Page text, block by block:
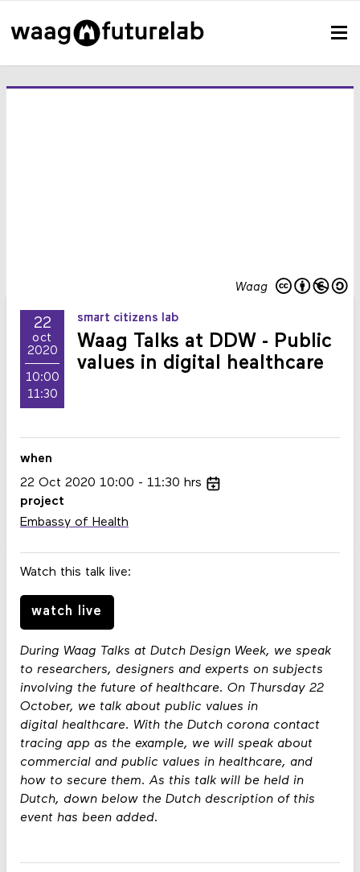
Waag
22
oct
2020
10:00
11:30
smart citizens lab
Waag Talks at DDW - Public
values in digital healthcare
Watch this talk live:
watch live
During Waag Talks at Dutch Design Week, we speak
to researchers, designers and experts on subjects
involving the future of healthcare. On Thursday 22
October, we talk about public values in
digital healthcare. With the Dutch corona contact
tracing app as the example, we will speak about
commercial and public values in healthcare, and
how to secure them. As this talk will be held in
Dutch, down below the Dutch description of this
event has been added.
when
22 Oct 2020 10:00 11:30 hrs
project
Embassy of Health